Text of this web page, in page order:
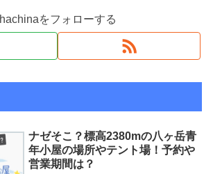
hachinaをフォローする
ナゼそこ？標高2380mの八ヶ岳青
年小屋の場所やテント場！予約や
営業期間は？